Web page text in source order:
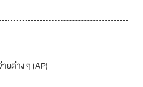
กรรม อาร์ เอส ยู (RSU Dental
ตติก้า (RSU Pimtara Estetica)'บริษัท
เครือของมหาวิทยาลัยรังสิต ที่ก่อตั้งขึ้นใน
ธานกรรมการบริษัท ดร. อาทิตย์ อุไร
ะทาง 7 ศูนย์ คือ อาร์ เอส ยู เมดิคอล
ย์สุขภาพเพศ อาร์ เอส ยู และศูนย์
ยต่าง ๆ (AP)